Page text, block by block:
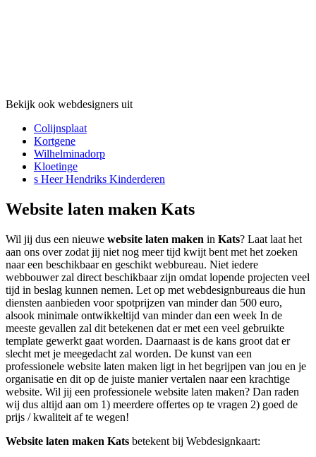
Bekijk ook webdesigners uit
Colijnsplaat
Kortgene
Wilhelminadorp
Kloetinge
s Heer Hendriks Kinderderen
Website laten maken Kats
Wil jij dus een nieuwe website laten maken in Kats? Laat laat het
aan ons over zodat jij niet nog meer tijd kwijt bent met het zoeken
naar een beschikbaar en geschikt webbureau. Niet iedere
webbouwer zal direct beschikbaar zijn omdat lopende projecten veel
tijd in beslag kunnen nemen. Let op met webdesignbureaus die hun
diensten aanbieden voor spotprijzen van minder dan 500 euro,
alsook minimale ontwikkeltijd van minder dan een week In de
meeste gevallen zal dit betekenen dat er met een veel gebruikte
template gewerkt gaat worden. Daarnaast is de kans groot dat er
slecht met je meegedacht zal worden. De kunst van een
professionele website laten maken ligt in het begrijpen van jou en je
organisatie en dit op de juiste manier vertalen naar een krachtige
website. Wil jij een professionele website laten maken? Dan raden
wij dus altijd aan om 1) meerdere offertes op te vragen 2) goed de
prijs / kwaliteit af te wegen!
Website laten maken Kats betekent bij Webdesignkaart: